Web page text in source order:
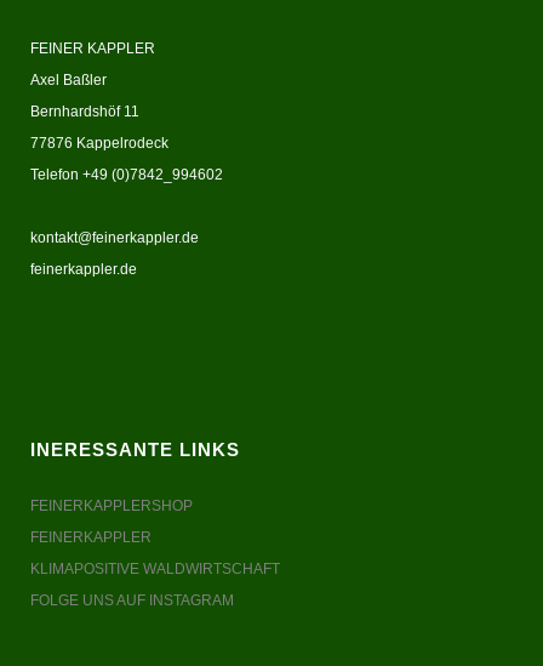
FEINER KAPPLER
Axel Baßler
Bernhardshöf 11
77876 Kappelrodeck
Telefon +49 (0)7842_994602
kontakt@feinerkappler.de
feinerkappler.de
INERESSANTE LINKS
FEINERKAPPLERSHOP
FEINERKAPPLER
KLIMAPOSITIVE WALDWIRTSCHAFT
FOLGE UNS AUF INSTAGRAM